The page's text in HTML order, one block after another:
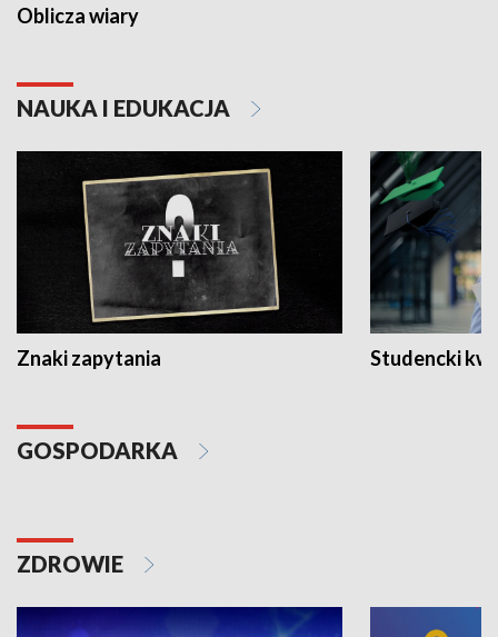
Oblicza wiary
NAUKA I EDUKACJA
Znaki zapytania Studencki
GOSPODARKA
ZDROWIE